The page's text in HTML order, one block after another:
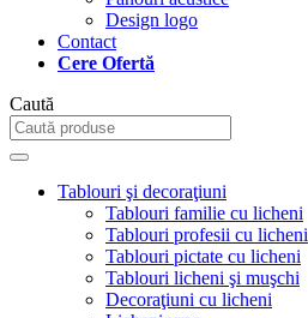
Design logo
Contact
Cere Ofertă
Caută
Tablouri şi decoraţiuni
Tablouri familie cu licheni
Tablouri profesii cu licheni
Tablouri pictate cu licheni
Tablouri licheni şi muşchi
Decoraţiuni cu licheni